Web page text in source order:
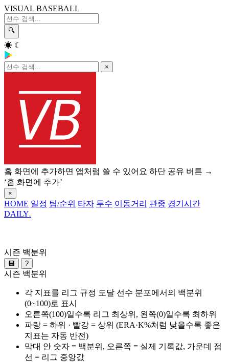
VISUAL BASEBALL
🔍
☀ ☾
×
홈 화면에 추가하면 앱처럼 쓸 수 있어요 하단 공유 버튼 →
‘홈 화면에 추가’
×
HOME 일정 팀/순위 타자 투수 이동거리 관중 경기시간
DAILY.
시즌 백분위
💾 ?
시즌 백분위
각 지표를 리그 규정 도달 선수 분포에서의 백분위
(0~100)로 표시
오른쪽(100)일수록 리그 최상위, 왼쪽(0)일수록 최하위
파랑 = 하위 · 빨강 = 상위 (ERA·K%처럼 낮을수록 좋은
지표는 자동 반전)
막대 안 숫자 = 백분위, 오른쪽 = 실제 기록값, 가운데 점
선 = 리그 중앙값